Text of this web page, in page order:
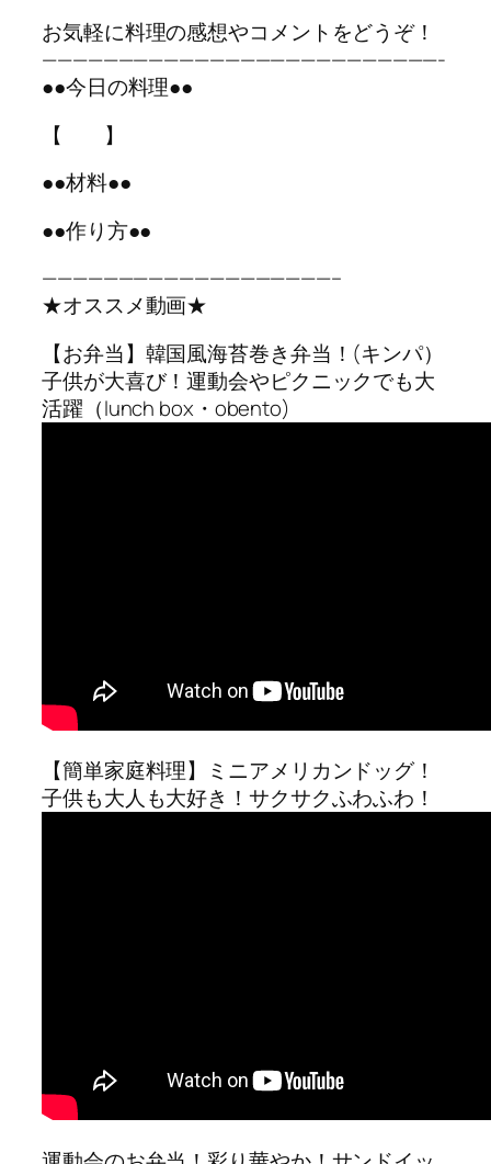
お気軽に料理の感想やコメントをどうぞ！
——————————————————————————-
●●今日の料理●●
【 】
●●材料●●
●●作り方●●
———————————————————–
★オススメ動画★
【お弁当】韓国風海苔巻き弁当！(キンパ）
子供が大喜び！運動会やピクニックでも大
活躍（lunch box・obento)
【簡単家庭料理】ミニアメリカンドッグ！
子供も大人も大好き！サクサクふわふわ！